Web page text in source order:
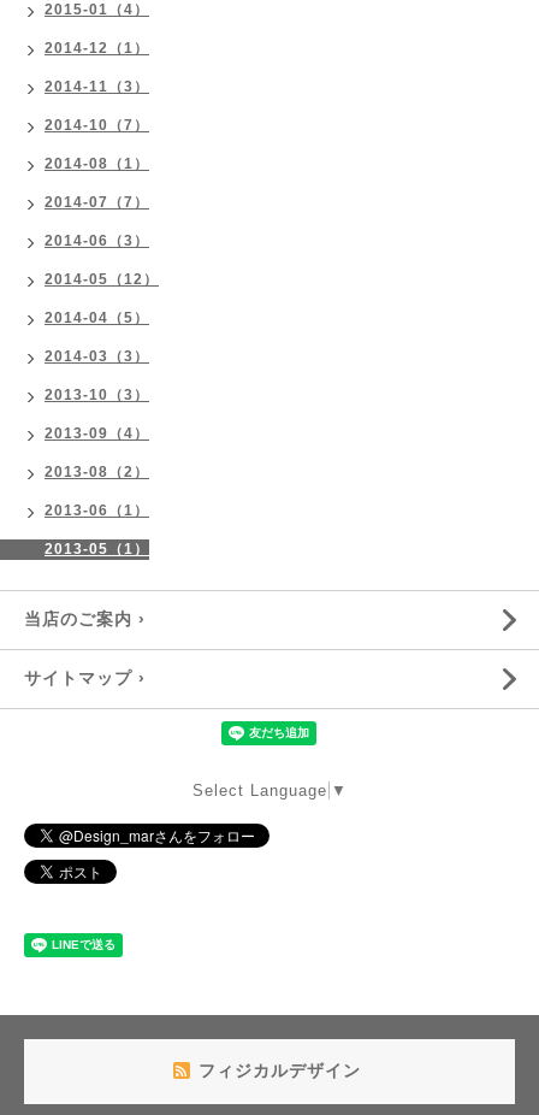
2015-01（4）
2014-12（1）
2014-11（3）
2014-10（7）
2014-08（1）
2014-07（7）
2014-06（3）
2014-05（12）
2014-04（5）
2014-03（3）
2013-10（3）
2013-09（4）
2013-08（2）
2013-06（1）
2013-05（1）
当店のご案内 ›
サイトマップ ›
Select Language ▼
フィジカルデザイン